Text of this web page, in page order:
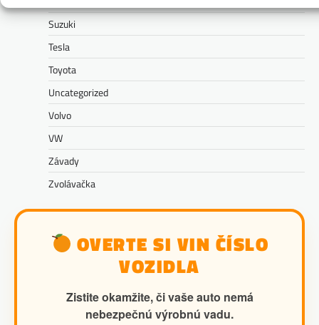
Suzuki
Tesla
Toyota
Uncategorized
Volvo
VW
Závady
Zvolávačka
OVERTE SI VIN ČÍSLO
VOZIDLA
Zistite okamžite, či vaše auto nemá
nebezpečnú výrobnú vadu.